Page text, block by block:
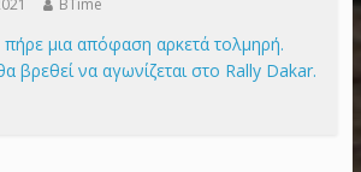
BTime
μια απόφαση αρκετά τολμηρή.
βρεθεί να αγωνίζεται στο Rally Dakar.